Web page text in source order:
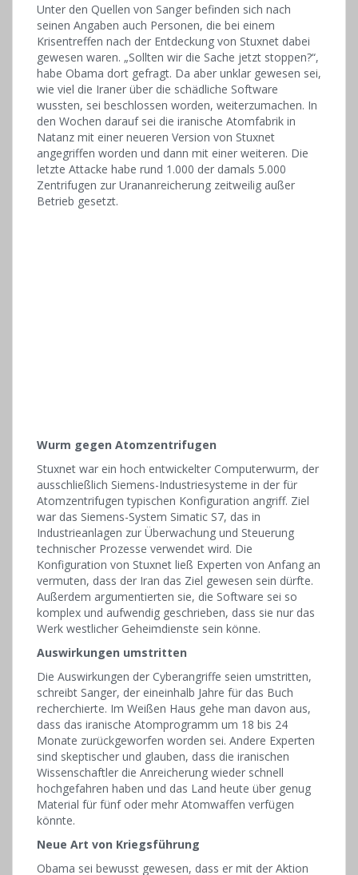
Unter den Quellen von Sanger befinden sich nach
seinen Angaben auch Personen, die bei einem
Krisentreffen nach der Entdeckung von Stuxnet dabei
gewesen waren. „Sollten wir die Sache jetzt stoppen?“,
habe Obama dort gefragt. Da aber unklar gewesen sei,
wie viel die Iraner über die schädliche Software
wussten, sei beschlossen worden, weiterzumachen. In
den Wochen darauf sei die iranische Atomfabrik in
Natanz mit einer neueren Version von Stuxnet
angegriffen worden und dann mit einer weiteren. Die
letzte Attacke habe rund 1.000 der damals 5.000
Zentrifugen zur Urananreicherung zeitweilig außer
Betrieb gesetzt.
Wurm gegen Atomzentrifugen
Stuxnet war ein hoch entwickelter Computerwurm, der
ausschließlich Siemens-Industriesysteme in der für
Atomzentrifugen typischen Konfiguration angriff. Ziel
war das Siemens-System Simatic S7, das in
Industrieanlagen zur Überwachung und Steuerung
technischer Prozesse verwendet wird. Die
Konfiguration von Stuxnet ließ Experten von Anfang an
vermuten, dass der Iran das Ziel gewesen sein dürfte.
Außerdem argumentierten sie, die Software sei so
komplex und aufwendig geschrieben, dass sie nur das
Werk westlicher Geheimdienste sein könne.
Auswirkungen umstritten
Die Auswirkungen der Cyberangriffe seien umstritten,
schreibt Sanger, der eineinhalb Jahre für das Buch
recherchierte. Im Weißen Haus gehe man davon aus,
dass das iranische Atomprogramm um 18 bis 24
Monate zurückgeworfen worden sei. Andere Experten
sind skeptischer und glauben, dass die iranischen
Wissenschaftler die Anreicherung wieder schnell
hochgefahren haben und das Land heute über genug
Material für fünf oder mehr Atomwaffen verfügen
könnte.
Neue Art von Kriegsführung
Obama sei bewusst gewesen, dass er mit der Aktion